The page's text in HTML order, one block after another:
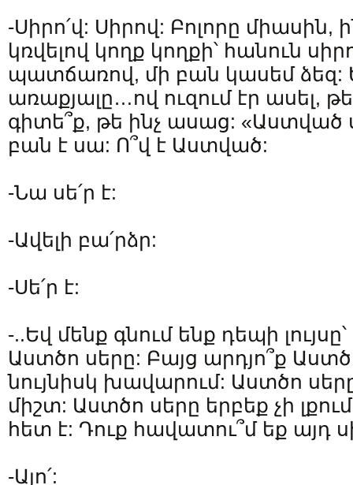
-Սիրո՛վ: Սիրով: Բոլորը միասին,
կռվելով կողք կողքի՝ հանուն
պատճառով, մի բան կասեմ ձեզ:
առաքյալը…ով ուզում էր ասել,
գիտե՞ք, թե ինչ ասաց: «Աստված
բան է սա: Ո՞վ է Աստված:
-Նա սե՛ր է:
-Ավելի բա՛րձր:
-Սե՛ր է:
-..Եվ մենք գնում ենք դեպի
Աստծո սերը: Բայց արդյո՞ք
նույնիսկ խավարում: Աստծո
միշտ: Աստծո սերը երբեք չի
հետ է: Դուք հավատու՞մ եք այդ
-Այո՛: